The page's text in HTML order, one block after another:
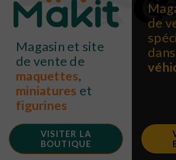
Magasin et site
de vente de
maquettes,
miniatures et
figurines
VISITER LA
BOUTIQUE
de